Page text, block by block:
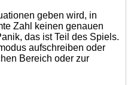
geben wird, in
Zahl keinen genauen
das ist Teil des Spiels.
aufschreiben oder
Bereich oder zur